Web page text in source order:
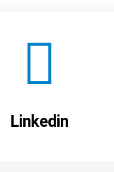
Linkedin